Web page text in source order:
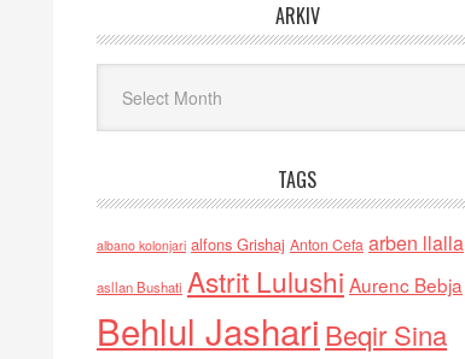
ARKIV
TAGS
albano kolonjari alfons Grishaj Anton Cefa arben llalla
asllan Bushati Astrit Lulushi Aurenc Bebja
Behlul Jashari Beqir Sina